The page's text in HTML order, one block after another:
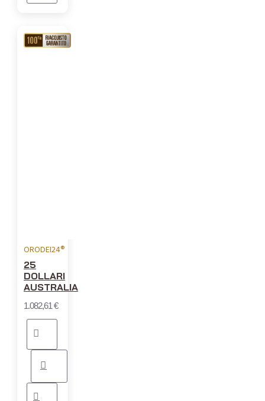
RIACQUISTO
ORODEI24®
25
DOLLARI
AUSTRALIA
1.082,61 €